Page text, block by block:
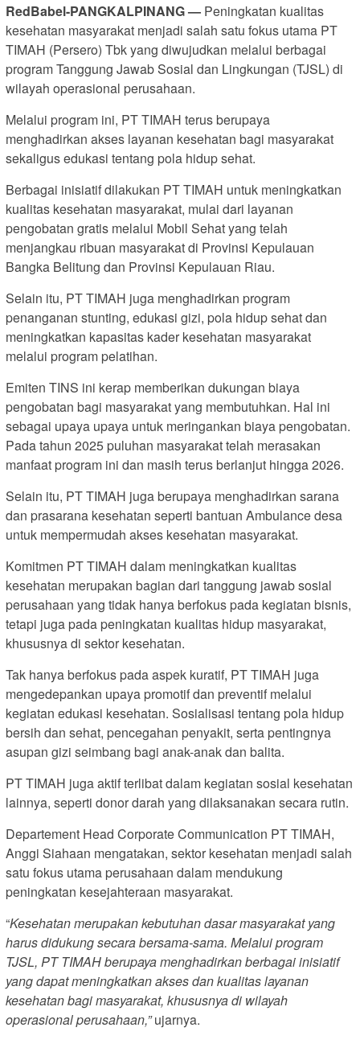
RedBabel-PANGKALPINANG — Peningkatan kualitas
kesehatan masyarakat menjadi salah satu fokus utama PT
TIMAH (Persero) Tbk yang diwujudkan melalui berbagai
program Tanggung Jawab Sosial dan Lingkungan (TJSL) di
wilayah operasional perusahaan.
Melalui program ini, PT TIMAH terus berupaya
menghadirkan akses layanan kesehatan bagi masyarakat
sekaligus edukasi tentang pola hidup sehat.
Berbagai inisiatif dilakukan PT TIMAH untuk meningkatkan
kualitas kesehatan masyarakat, mulai dari layanan
pengobatan gratis melalui Mobil Sehat yang telah
menjangkau ribuan masyarakat di Provinsi Kepulauan
Bangka Belitung dan Provinsi Kepulauan Riau.
Selain itu, PT TIMAH juga menghadirkan program
penanganan stunting, edukasi gizi, pola hidup sehat dan
meningkatkan kapasitas kader kesehatan masyarakat
melalui program pelatihan.
Emiten TINS ini kerap memberikan dukungan biaya
pengobatan bagi masyarakat yang membutuhkan. Hal ini
sebagai upaya upaya untuk meringankan biaya pengobatan.
Pada tahun 2025 puluhan masyarakat telah merasakan
manfaat program ini dan masih terus berlanjut hingga 2026.
Selain itu, PT TIMAH juga berupaya menghadirkan sarana
dan prasarana kesehatan seperti bantuan Ambulance desa
untuk mempermudah akses kesehatan masyarakat.
Komitmen PT TIMAH dalam meningkatkan kualitas
kesehatan merupakan bagian dari tanggung jawab sosial
perusahaan yang tidak hanya berfokus pada kegiatan bisnis,
tetapi juga pada peningkatan kualitas hidup masyarakat,
khususnya di sektor kesehatan.
Tak hanya berfokus pada aspek kuratif, PT TIMAH juga
mengedepankan upaya promotif dan preventif melalui
kegiatan edukasi kesehatan. Sosialisasi tentang pola hidup
bersih dan sehat, pencegahan penyakit, serta pentingnya
asupan gizi seimbang bagi anak-anak dan balita.
PT TIMAH juga aktif terlibat dalam kegiatan sosial kesehatan
lainnya, seperti donor darah yang dilaksanakan secara rutin.
Departement Head Corporate Communication PT TIMAH,
Anggi Siahaan mengatakan, sektor kesehatan menjadi salah
satu fokus utama perusahaan dalam mendukung
peningkatan kesejahteraan masyarakat.
“Kesehatan merupakan kebutuhan dasar masyarakat yang
harus didukung secara bersama-sama. Melalui program
TJSL, PT TIMAH berupaya menghadirkan berbagai inisiatif
yang dapat meningkatkan akses dan kualitas layanan
kesehatan bagi masyarakat, khususnya di wilayah
operasional perusahaan,”ujarnya.